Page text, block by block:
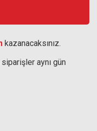
kazanacaksınız.
aynı gün